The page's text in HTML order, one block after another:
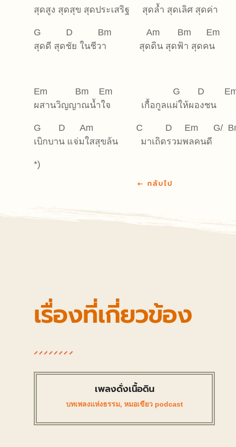
สุดสูง สุดสุข สุดประเสริฐ สุดล้ำ สุดเลิศ สุดค่า
G D Bm Am Bm Em
สุดดี สุดชัย ในชีวา สุดดิน สุดฟ้า สุดคน
Em Bm Em G D
ผสานวิญญาณน้ำใจ เกื้อกูลแผ่ให้ผองชน
G D Am C D Em G/ Bm/
เบิกบาน แจ่มใสสุขล้น มาเถิดรวมพลคนดี
*)
← กลับไป
เรื่องที่เกี่ยวข้อง
เพลงดั่งเนื้อดิน
บทเพลงแห่งธรรม, หมอเขียว podcast